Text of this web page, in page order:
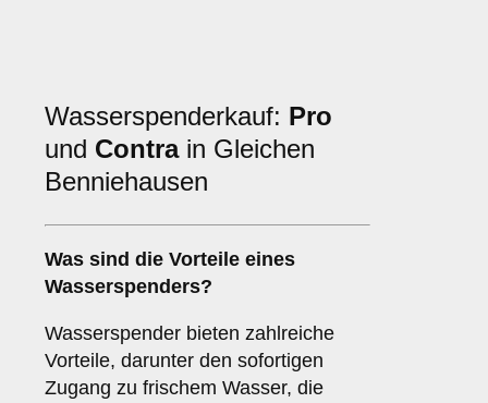
Wasserspenderkauf: Pro
und Contrain Gleichen
Benniehausen
Was sind die Vorteile eines
Wasserspenders?
Wasserspender bieten zahlreiche
Vorteile, darunter den sofortigen
Zugang zu frischem Wasser, die